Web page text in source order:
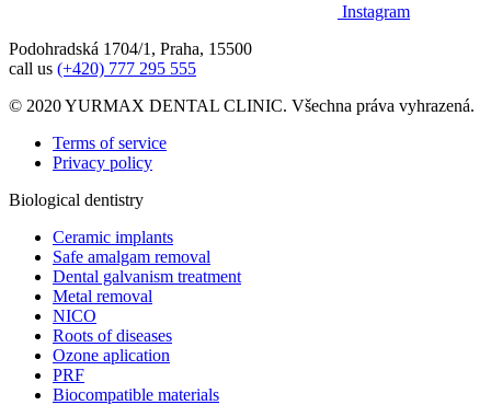
Instagram
Podohradská 1704/1, Praha, 15500
call us (+420) 777 295 555
© 2020 YURMAX DENTAL CLINIC. Všechna práva vyhrazená.
Terms of service
Privacy policy
Biological dentistry
Ceramic implants
Safe amalgam removal
Dental galvanism treatment
Metal removal
NICO
Roots of diseases
Ozone aplication
PRF
Biocompatible materials